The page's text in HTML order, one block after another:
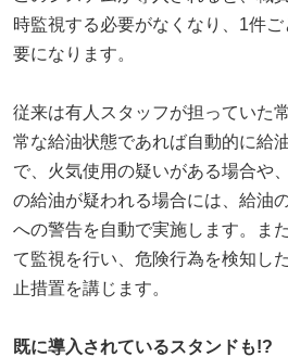
時監視する必要がなくなり、1件
要になります。
従来は有人スタッフが担っていた
常な給油状態であれば自動的に給
で、火気使用の疑いがある場合や
の給油が疑われる場合には、給油
への警告を自動で実施します。ま
て監視を行い、危険行為を検知し
止措置を講じます。
既に導入されているスタンドも!?